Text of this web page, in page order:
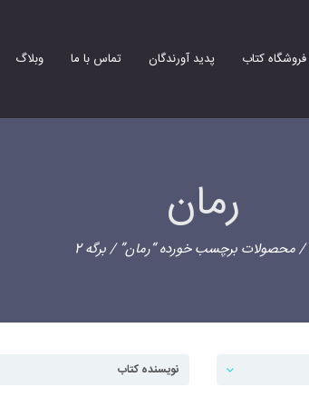
فروشگاه کتاب پدید آورندگان تماس با ما وبلاگ
رمان
/محصولات برچسب خورده “رمان”/ برگه 2